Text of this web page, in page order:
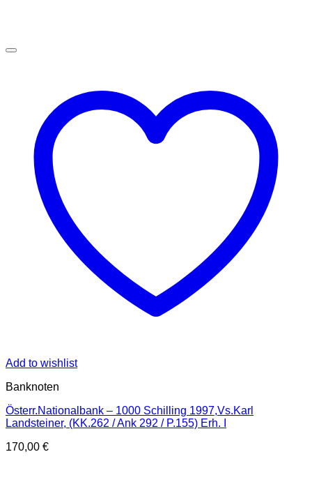
Add to wishlist
Banknoten
Österr.Nationalbank – 1000 Schilling 1997,Vs.Karl
Landsteiner, (KK.262 / Ank 292 / P.155) Erh. I
170,00 €